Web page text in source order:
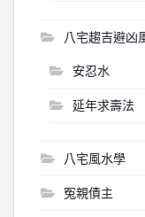
八宅趨吉避凶
安忍水
延年求壽法
八宅風水學
冤親債主